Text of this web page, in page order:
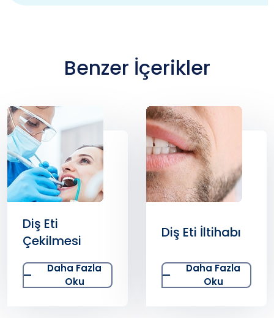
Benzer İçerikler
Diş Eti
Çekilmesi
Daha Fazla
Oku
Diş Eti İltihabı
Daha Fazla
Oku